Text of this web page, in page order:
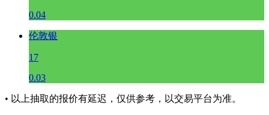
0.04
伦敦银
17
0.03
• 以上抽取的报价有延迟，仅供参考，以交易平台为准。